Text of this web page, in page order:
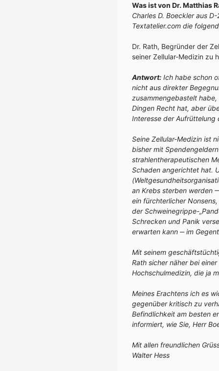
Was ist von Dr. Matthias
Charles D. Boeckler aus
Textatelier.com die
Dr. Rath, Begründer der
seiner Zellular-Medizin zu
Antwort: Ich habe schon
nicht aus direkter
zusammengebastelt
Dingen Recht hat, aber
Interesse der Aufrüttelung
Seine Zellular-Medizin ist
bisher mit
strahlentherapeutischen
Schaden angerichtet hat.
an Krebs sterben werden ‒
ein fürchterlicher
der Schweinegrippe-
Schrecken und Panik
erwarten kann ‒im
Mit seinem
Rath sicher näher bei
Hochschulmedizin, die ja
Meines Erachtens ich es
gegenüber kritisch zu
Befindlichkeit am besten
informiert, wie Sie, Herr
Mit allen freundlichen
Walter Hess